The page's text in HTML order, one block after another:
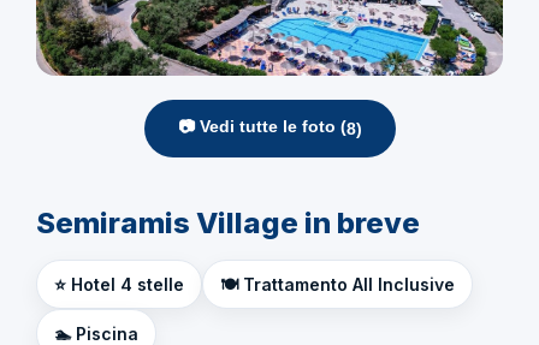
📷 Vedi tutte le foto (8)
Semiramis Village in breve
⭐ Hotel 4 stelle 🍽️ Trattamento All Inclusive
🏊 Piscina